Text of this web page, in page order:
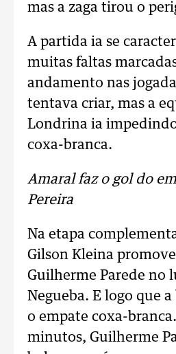
mas a zaga tirou o
A partida ia se
muitas faltas
andamento nas
tentava criar, mas a
Londrina ia impedindo
coxa-branca.
Amaral faz o gol do
Pereira
Na etapa
Gilson Kleina
Guilherme Parede no
Negueba. E logo que
o empate coxa-
minutos, Guilherme